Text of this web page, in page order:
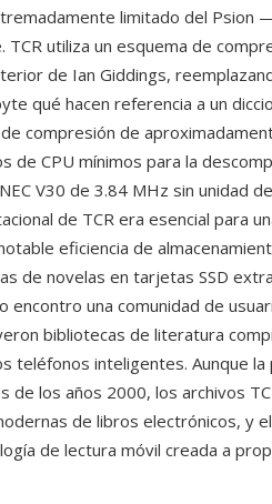
limitado del Psion
TCR utiliza un esquema de
de Ian Giddings,
qué hacen referencia a un
compresión de
de CPU mínimos para la
V30 de 3.84 MHz sin unidad
de TCR era esencial para
eficiencia de
de novelas en tarjetas SSD
encontro una comunidad de
bibliotecas de literatura
teléfonos inteligentes. Aunque
de los años 2000, los archivos
de libros electrónicos, y
de lectura móvil creada a